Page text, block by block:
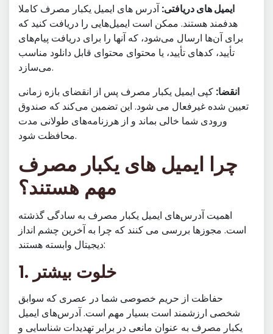
ایمیل های دریافتی: آدرس های ایمیل یکبار مصرف کاملا
هدفمند هستند. ممکن است ایمیل‌هایی را دریافت کنید که
برای آن‌ها ارسال می‌شود، که آنها را برای دریافت پیام‌های
تأیید، کدهای تأیید، یا محتوای محتوای قابل دانلود مناسب
می‌سازد.
انقضا: کپی ایمیل یکبار مصرف پس از انقضای بازه زمانی
تعیین شده غیرفعال می شود. این تضمین می‌کند که صندوق
ورودی شما خالی بماند و از هرزنامه‌های طولانی مدت
محافظت شود.
چرا ایمیل های یکبار مصرف
مهم هستند؟
اهمیت آدرس‌های ایمیل یکبار مصرف به سادگی گذشته
است. مجوزها بررسی می کنند که چرا به آخرین چشم انداز
دیجیتال وابسته هستند:
1. خلوت بیشتر
حفاظت از حریم خصوصی شما در عصری که سوابق
شخصی ارزشمند است بسیار مهم است. آدرس‌های ایمیل
یکبار مصرف به عنوان مانعی در برابر تهدیدات شناسایی و